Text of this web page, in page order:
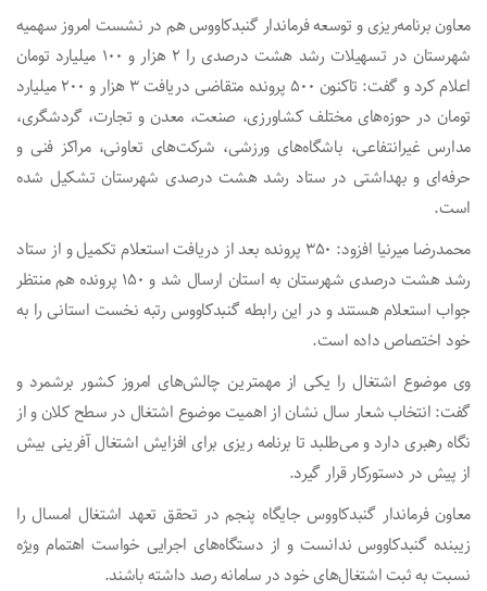
معاون برنامه‌ریزی و توسعه فرماندار گنبدکاووس هم در نشست امروز سهمیه
شهرستان در تسهیلات رشد هشت درصدی را ۲ هزار و ۱۰۰ میلیارد تومان
اعلام کرد و گفت: تاکنون ۵۰۰ پرونده متقاضی دریافت ۳ هزار و ۲۰۰ میلیارد
تومان در حوزه‌های مختلف کشاورزی، صنعت، معدن و تجارت، گردشگری،
مدارس غیرانتفاعی، باشگاه‌های ورزشی، شرکت‌های تعاونی، مراکز فنی و
حرفه‌ای و بهداشتی در ستاد رشد هشت درصدی شهرستان تشکیل شده
است.
محمدرضا میرنیا افزود: ۳۵۰ پرونده بعد از دریافت استعلام تکمیل و از ستاد
رشد هشت درصدی شهرستان به استان ارسال شد و ۱۵۰ پرونده هم منتظر
جواب استعلام هستند و در این رابطه گنبدکاووس رتبه نخست استانی را به
خود اختصاص داده است.
وی موضوع اشتغال را یکی از مهمترین چالش‌های امروز کشور برشمرد و
گفت: انتخاب شعار سال نشان از اهمیت موضوع اشتغال در سطح کلان و از
نگاه رهبری دارد و می‌طلبد تا برنامه ریزی برای افزایش اشتغال آفرینی بیش
از پیش در دستورکار قرار گیرد.
معاون فرماندار گنبدکاووس جایگاه پنجم در تحقق تعهد اشتغال امسال را
زیبنده گنبدکاووس ندانست و از دستگاه‌های اجرایی خواست اهتمام ویژه
نسبت به ثبت اشتغال‌های خود در سامانه رصد داشته باشند.